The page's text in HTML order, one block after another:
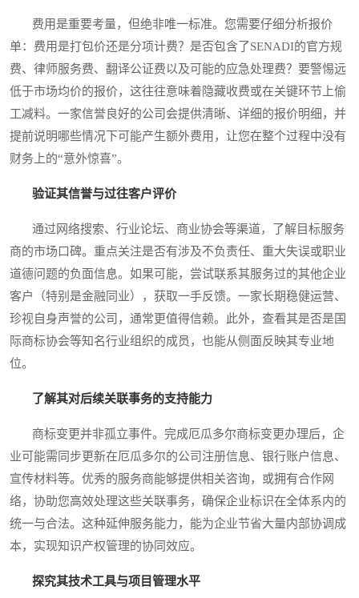
费用是重要考量，但绝非唯一标准。您需要仔细分析报价
单：费用是打包价还是分项计费？是否包含了SENADI的官方规
费、律师服务费、翻译公证费以及可能的应急处理费？要警惕远
低于市场均价的报价，这往往意味着隐藏收费或在关键环节上偷
工减料。一家信誉良好的公司会提供清晰、详细的报价明细，并
提前说明哪些情况下可能产生额外费用，让您在整个过程中没有
财务上的“意外惊喜”。
验证其信誉与过往客户评价
通过网络搜索、行业论坛、商业协会等渠道，了解目标服务
商的市场口碑。重点关注是否有涉及不负责任、重大失误或职业
道德问题的负面信息。如果可能，尝试联系其服务过的其他企业
客户（特别是金融同业），获取一手反馈。一家长期稳健运营、
珍视自身声誉的公司，通常更值得信赖。此外，查看其是否是国
际商标协会等知名行业组织的成员，也能从侧面反映其专业地
位。
了解其对后续关联事务的支持能力
商标变更并非孤立事件。完成厄瓜多尔商标变更办理后，企
业可能需同步更新在厄瓜多尔的公司注册信息、银行账户信息、
宣传材料等。优秀的服务商能够提供相关咨询，或拥有合作网
络，协助您高效处理这些关联事务，确保企业标识在全体系内的
统一与合法。这种延伸服务能力，能为企业节省大量内部协调成
本，实现知识产权管理的协同效应。
探究其技术工具与项目管理水平